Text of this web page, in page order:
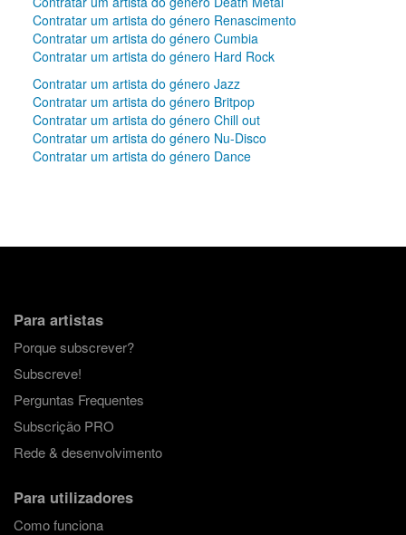
Contratar um artista do género Renascimento
Contratar um artista do género Cumbia
Contratar um artista do género Hard Rock
Contratar um artista do género Jazz
Contratar um artista do género Britpop
Contratar um artista do género Chill out
Contratar um artista do género Nu-Disco
Contratar um artista do género Dance
Para artistas
Porque subscrever?
Subscreve!
Perguntas Frequentes
Subscrição PRO
Rede & desenvolvimento
Para utilizadores
Como funciona